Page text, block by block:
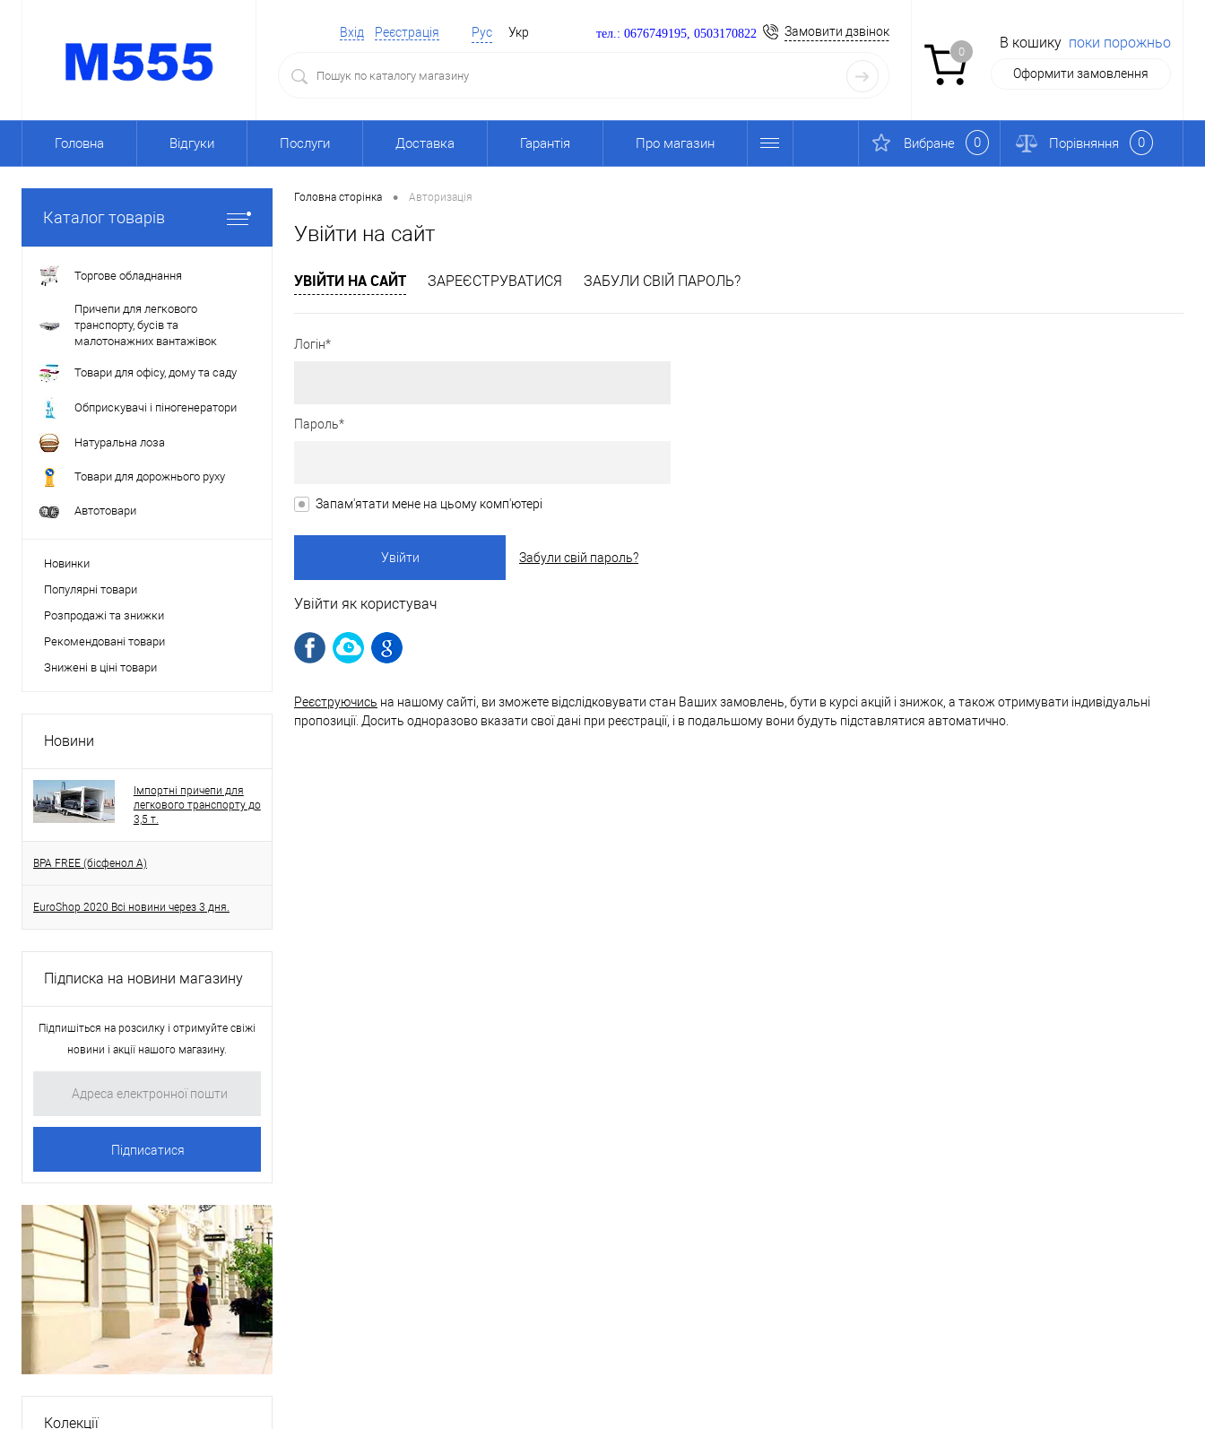
Вхід Реєстрація Рус Укр тел.: 0676749195, 0503170822 Замовити дзвінок
0
В кошику поки порожньо
Оформити замовлення
Головна Відгуки Послуги Доставка Гарантія Про магазин Вибране 0 Порівняння 0
Каталог товарів
Торгове обладнання
Причепи для легкового
транспорту, бусів та
малотонажних вантажівок
Товари для офісу, дому та саду
Обприскувачі і піногенератори
Натуральна лоза
Товари для дорожнього руху
Автотовари
Новинки
Популярні товари
Розпродажі та знижки
Рекомендовані товари
Знижені в ціні товари
Новини
Імпортні причепи для
легкового транспорту до
3,5 т.
BPA FREE (бісфенол A)
EuroShop 2020 Всі новини через 3 дня.
Підписка на новини магазину
Підпишіться на розсилку і отримуйте свіжі
новини і акції нашого магазину.
Колекції
Головна сторінка • Авторизація
Увійти на сайт
УВІЙТИ НА САЙТ ЗАРЕЄСТРУВАТИСЯ ЗАБУЛИ СВІЙ ПАРОЛЬ?
Логін*
Пароль*
Запам'ятати мене на цьому комп'ютері
Забули свій пароль?
Увійти як користувач
Реєструючись на нашому сайті, ви зможете відслідковувати стан Ваших замовлень, бути в курсі акцій і знижок, а також отримувати індивідуальні
пропозиції. Досить одноразово вказати свої дані при реєстрації, і в подальшому вони будуть підставлятися автоматично.